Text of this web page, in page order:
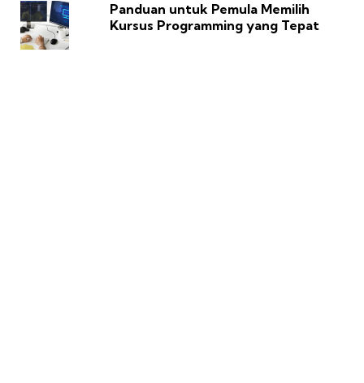
Panduan untuk Pemula Memilih
Kursus Programming yang Tepat